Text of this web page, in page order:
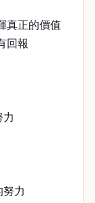
真正的價值
回報
力
努力